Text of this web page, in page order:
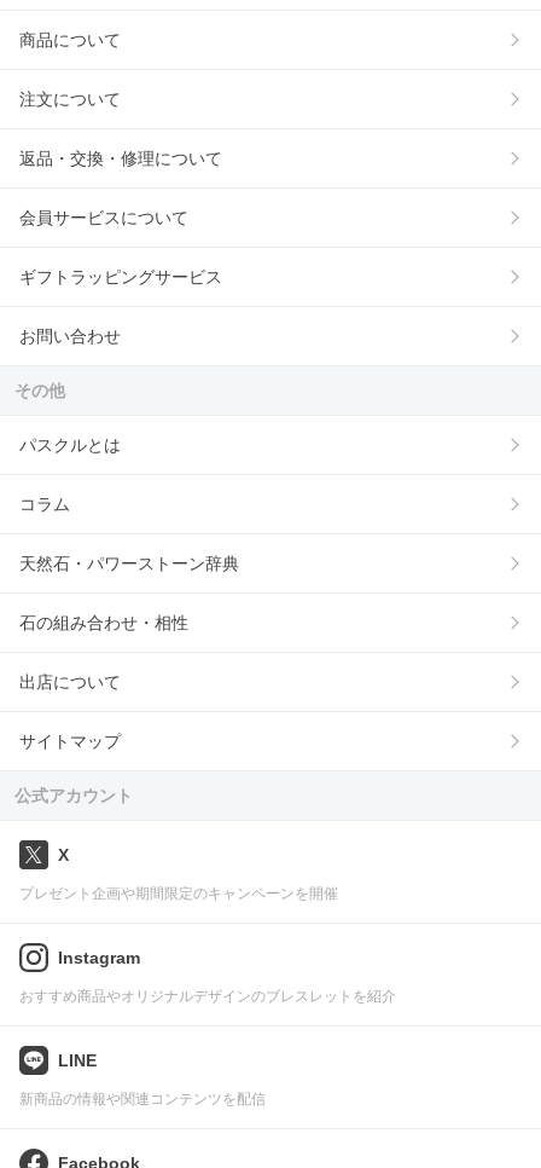
商品について
注文について
返品・交換・修理について
会員サービスについて
ギフトラッピングサービス
お問い合わせ
その他
パスクルとは
コラム
天然石・パワーストーン辞典
石の組み合わせ・相性
出店について
サイトマップ
公式アカウント
X
プレゼント企画や期間限定のキャンペーンを開催
Instagram
おすすめ商品やオリジナルデザインのブレスレットを紹介
LINE
新商品の情報や関連コンテンツを配信
Facebook